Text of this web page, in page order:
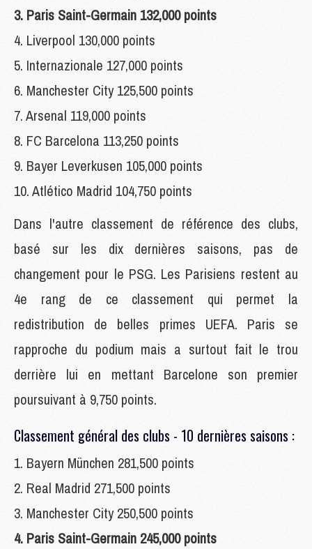
3. Paris Saint-Germain 132,000 points
4. Liverpool 130,000 points
5. Internazionale 127,000 points
6. Manchester City 125,500 points
7. Arsenal 119,000 points
8. FC Barcelona 113,250 points
9. Bayer Leverkusen 105,000 points
10. Atlético Madrid 104,750 points
Dans l'autre classement de référence des clubs,
basé sur les dix dernières saisons, pas de
changement pour le PSG. Les Parisiens restent au
4e rang de ce classement qui permet la
redistribution de belles primes UEFA. Paris se
rapproche du podium mais a surtout fait le trou
derrière lui en mettant Barcelone son premier
poursuivant à 9,750 points.
Classement général des clubs - 10 dernières saisons :
1. Bayern München 281,500 points
2. Real Madrid 271,500 points
3. Manchester City 250,500 points
4. Paris Saint-Germain 245,000 points